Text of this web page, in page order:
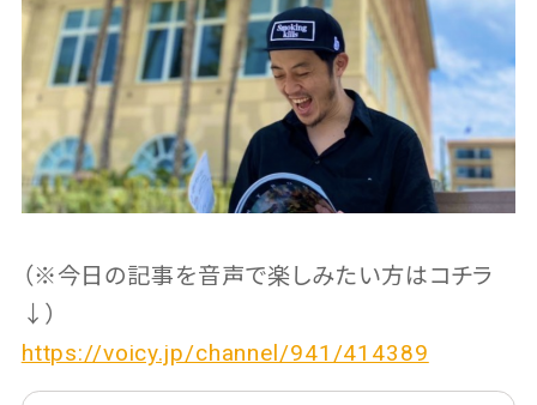
（※今日の記事を音声で楽しみたい方はコチラ
↓）
https://voicy.jp/channel/941/414389